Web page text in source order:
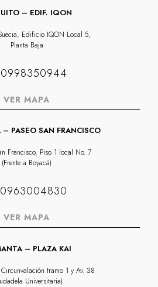
– EDIF. IQON
Edificio IQON Local 5,
Planta Baja
0998350944
VER MAPA
– PASEO SAN FRANCISCO
Francisco, Piso 1 local No. 7
(Frente a Boyacá)
0963004830
VER MAPA
– PLAZA KAI
tramo 1 y Av. 38
Universitaria)